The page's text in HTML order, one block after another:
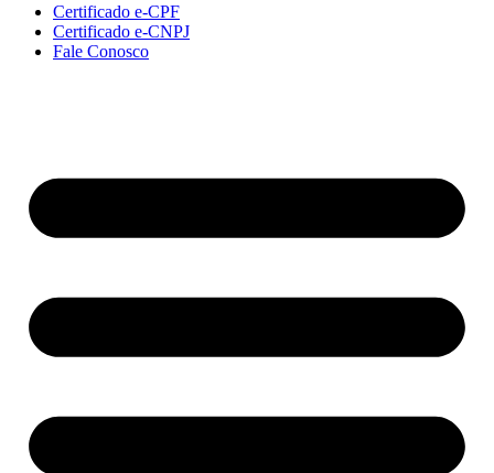
Certificado e-CPF
Certificado e-CNPJ
Fale Conosco